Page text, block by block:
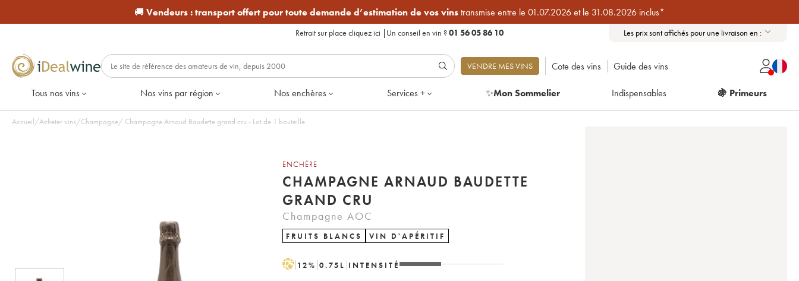
🚚 Vendeurs :transport offert pour toute demande d’estimation de vos vinstransmise entre le 01.07.2026 et le 31.08.2026 inclus*
Retrait sur place cliquez ici | Un conseil en vin ?01 56 05 86 10 Les prix sont affichés pour une livraison en :
VENDRE MES VINS Cote des vins Guide des vins
Tous nos vins Nos vins par région Nos enchères Services + ✨Mon Sommelier Indispensables 🍇 Primeurs
Accueil/Acheter vins/Champagne/ Champagne Arnaud Baudette grand cru - Lot de 1 bouteille
ENCHÈRE
CHAMPAGNE ARNAUD BAUDETTE
GRAND CRU
Champagne AOC
FRUITS BLANCS VIN D'APÉRITIF
H 12% 0.75 L INTENSITÉ